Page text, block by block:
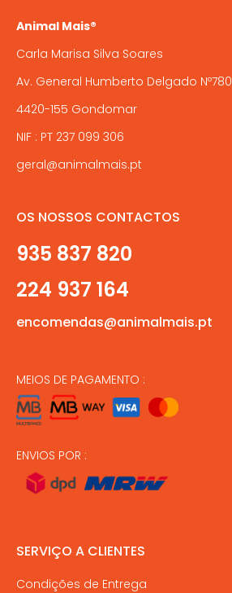
Animal Mais®
Carla Marisa Silva Soares
Av. General Humberto Delgado Nº780
4420-155 Gondomar
NIF : PT 237 099 306
geral@animalmais.pt
OS NOSSOS CONTACTOS
935 837 820
224 937 164
encomendas@animalmais.pt
MEIOS DE PAGAMENTO :
ENVIOS POR :
SERVIÇO A CLIENTES
Condições de Entrega